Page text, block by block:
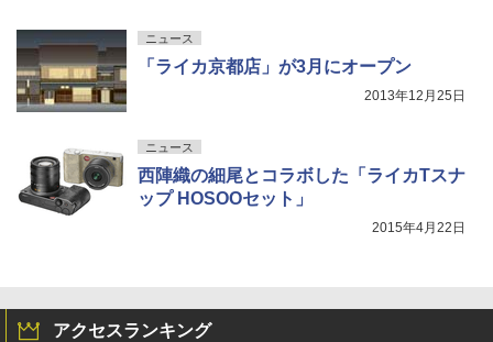
ニュース
「ライカ京都店」が3月にオープン
2013年12月25日
ニュース
西陣織の細尾とコラボした「ライカTスナ
ップ HOSOOセット」
2015年4月22日
アクセスランキング